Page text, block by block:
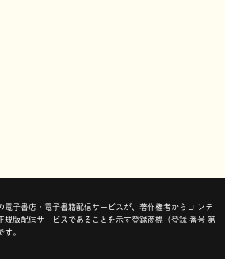
電子書店・電子書籍配信サービスが、著作権者からコ ンテ
規版配信サービスであることを示す登録商標（登録 番号 第
す。